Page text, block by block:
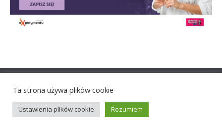
Ta strona używa plików cookie
Ustawienia plików cookie Rozumiem